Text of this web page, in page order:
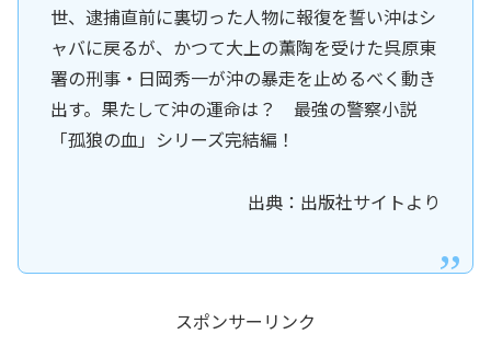
世、逮捕直前に裏切った人物に報復を誓い沖はシ
ャバに戻るが、かつて大上の薫陶を受けた呉原東
署の刑事・日岡秀一が沖の暴走を止めるべく動き
出す。果たして沖の運命は？ 最強の警察小説
「孤狼の血」シリーズ完結編！
出典：出版社サイトより
スポンサーリンク